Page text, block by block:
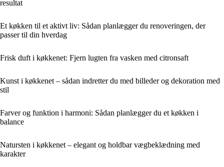
resultat
Et køkken til et aktivt liv: Sådan planlægger du renoveringen, der
passer til din hverdag
Frisk duft i køkkenet: Fjern lugten fra vasken med citronsaft
Kunst i køkkenet – sådan indretter du med billeder og dekoration med
stil
Farver og funktion i harmoni: Sådan planlægger du et køkken i
balance
Natursten i køkkenet – elegant og holdbar vægbeklædning med
karakter